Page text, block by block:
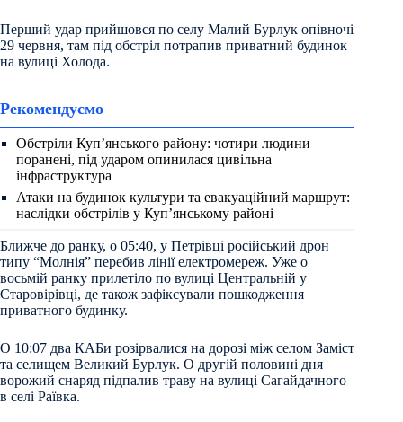
Перший удар прийшовся по селу Малий Бурлук опівночі
29 червня, там під обстріл потрапив приватний будинок
на вулиці Холода.
Рекомендуємо
Обстріли Куп’янського району: чотири людини
поранені, під ударом опинилася цивільна
інфраструктура
Атаки на будинок культури та евакуаційний маршрут:
наслідки обстрілів у Куп’янському районі
Ближче до ранку, о 05:40, у Петрівці російський дрон
типу “Молнія” перебив лінії електромереж. Уже о
восьмій ранку прилетіло по вулиці Центральній у
Старовірівці, де також зафіксували пошкодження
приватного будинку.
О 10:07 два КАБи розірвалися на дорозі між селом Заміст
та селищем Великий Бурлук. О другій половині дня
ворожий снаряд підпалив траву на вулиці Сагайдачного
в селі Раївка.